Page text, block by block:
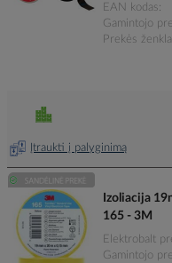
EAN kodas
Gamintojo
Prekės
Įtraukti į palyginimą
Izoliacija
165 - 3M
Elektrobalt
Gamintojo